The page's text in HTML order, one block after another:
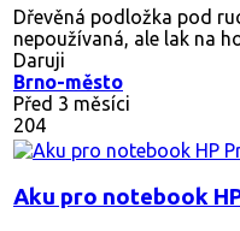
Dřevěná podložka pod
nepoužívaná, ale lak na
Daruji
Brno-město
Před 3 měsíci
204
Aku pro notebook